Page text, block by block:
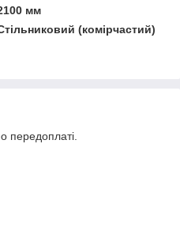
мм
(комірчастий)
передоплаті.